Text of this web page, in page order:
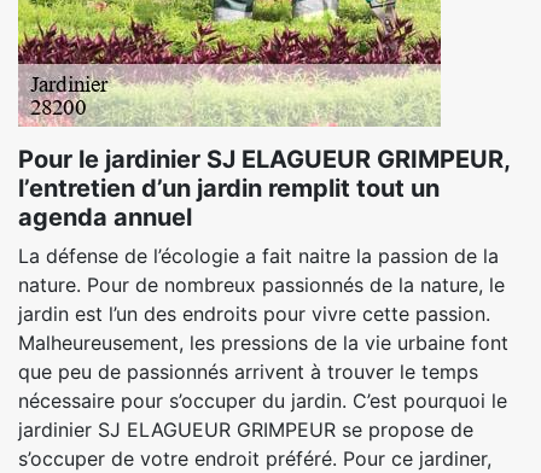
Pour le jardinier SJ ELAGUEUR GRIMPEUR,
l’entretien d’un jardin remplit tout un
agenda annuel
La défense de l’écologie a fait naitre la passion de la
nature. Pour de nombreux passionnés de la nature, le
jardin est l’un des endroits pour vivre cette passion.
Malheureusement, les pressions de la vie urbaine font
que peu de passionnés arrivent à trouver le temps
nécessaire pour s’occuper du jardin. C’est pourquoi le
jardinier SJ ELAGUEUR GRIMPEUR se propose de
s’occuper de votre endroit préféré. Pour ce jardiner,